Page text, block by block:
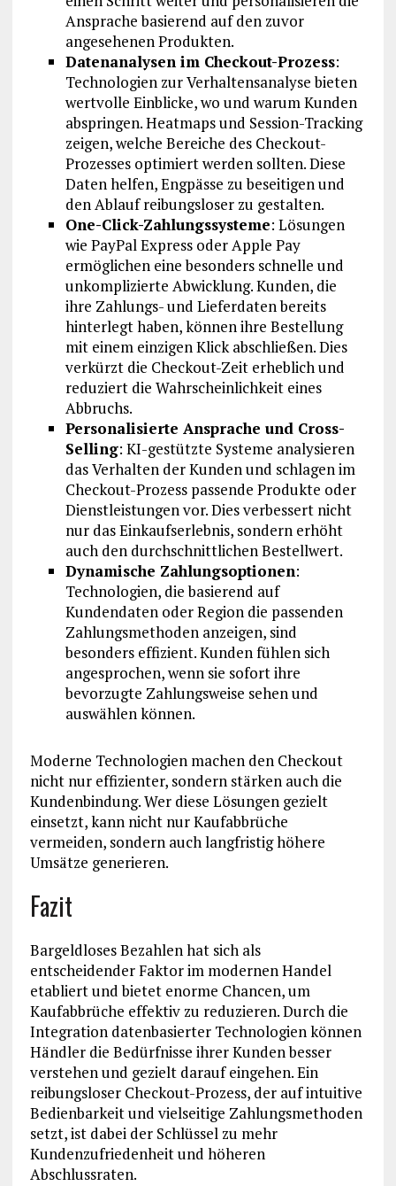
Ansprache basierend auf den zuvor
angesehenen Produkten.
Datenanalysen im Checkout-Prozess:
Technologien zur Verhaltensanalyse bieten
wertvolle Einblicke, wo und warum Kunden
abspringen. Heatmaps und Session-Tracking
zeigen, welche Bereiche des Checkout-
Prozesses optimiert werden sollten. Diese
Daten helfen, Engpässe zu beseitigen und
den Ablauf reibungsloser zu gestalten.
One-Click-Zahlungssysteme: Lösungen
wie PayPal Express oder Apple Pay
ermöglichen eine besonders schnelle und
unkomplizierte Abwicklung. Kunden, die
ihre Zahlungs- und Lieferdaten bereits
hinterlegt haben, können ihre Bestellung
mit einem einzigen Klick abschließen. Dies
verkürzt die Checkout-Zeit erheblich und
reduziert die Wahrscheinlichkeit eines
Abbruchs.
Personalisierte Ansprache und Cross-
Selling: KI-gestützte Systeme analysieren
das Verhalten der Kunden und schlagen im
Checkout-Prozess passende Produkte oder
Dienstleistungen vor. Dies verbessert nicht
nur das Einkaufserlebnis, sondern erhöht
auch den durchschnittlichen Bestellwert.
Dynamische Zahlungsoptionen:
Technologien, die basierend auf
Kundendaten oder Region die passenden
Zahlungsmethoden anzeigen, sind
besonders effizient. Kunden fühlen sich
angesprochen, wenn sie sofort ihre
bevorzugte Zahlungsweise sehen und
auswählen können.
Moderne Technologien machen den Checkout
nicht nur effizienter, sondern stärken auch die
Kundenbindung. Wer diese Lösungen gezielt
einsetzt, kann nicht nur Kaufabbrüche
vermeiden, sondern auch langfristig höhere
Umsätze generieren.
Fazit
Bargeldloses Bezahlen hat sich als
entscheidender Faktor im modernen Handel
etabliert und bietet enorme Chancen, um
Kaufabbrüche effektiv zu reduzieren. Durch die
Integration datenbasierter Technologien können
Händler die Bedürfnisse ihrer Kunden besser
verstehen und gezielt darauf eingehen. Ein
reibungsloser Checkout-Prozess, der auf intuitive
Bedienbarkeit und vielseitige Zahlungsmethoden
setzt, ist dabei der Schlüssel zu mehr
Kundenzufriedenheit und höheren
Abschlussraten.